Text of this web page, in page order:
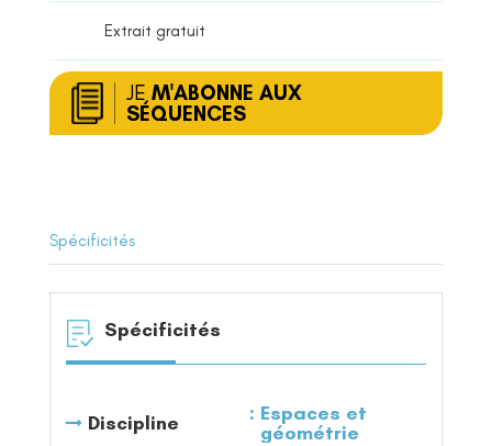
Extrait gratuit
JE M'ABONNE AUX
SÉQUENCES
Spécificités
Spécificités
Discipline
Espaces et
géométrie